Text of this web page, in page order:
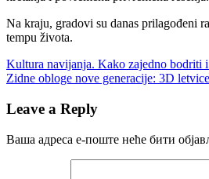
Na kraju, gradovi su danas prilagođeni
tempu života.
Кретање
чланка
Previous
Post:
Kultura navijanja. Kako zajedno bodriti
Next
Zidne obloge nove generacije: 3D
Leave a Reply
Ваша адреса е-поште неће бити